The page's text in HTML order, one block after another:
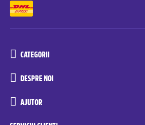
CATEGORII
DESPRE NOI
AJUTOR